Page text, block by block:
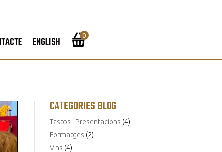
ENGLISH 0
CATEGORIES BLOG
Tastos i Presentacions (4)
Formatges (2)
Vins (4)